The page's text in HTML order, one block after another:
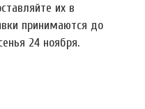
их в
принимаются до
24 ноября.